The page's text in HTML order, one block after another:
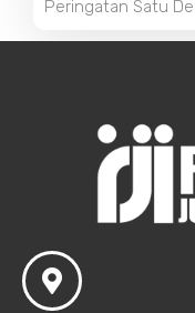
Peringatan Satu